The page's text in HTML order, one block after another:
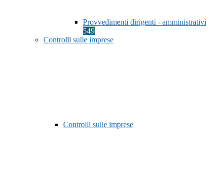
Provvedimenti dirigenti - amministrativi
549
Controlli sulle imprese
Controlli sulle imprese